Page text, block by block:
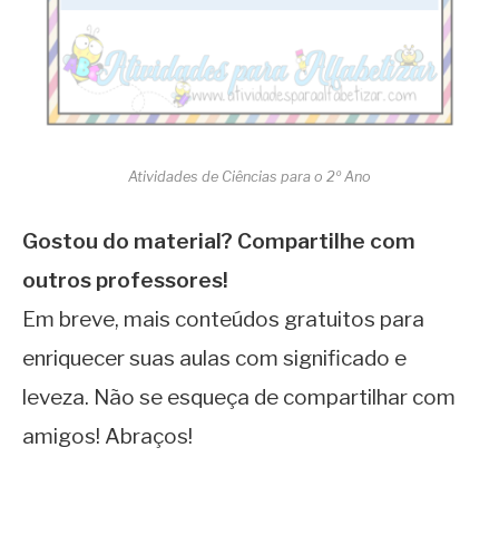
Atividades de Ciências para o 2º Ano
Gostou do material? Compartilhe com
outros professores!
Em breve, mais conteúdos gratuitos para
enriquecer suas aulas com significado e
leveza. Não se esqueça de compartilhar com
amigos! Abraços!